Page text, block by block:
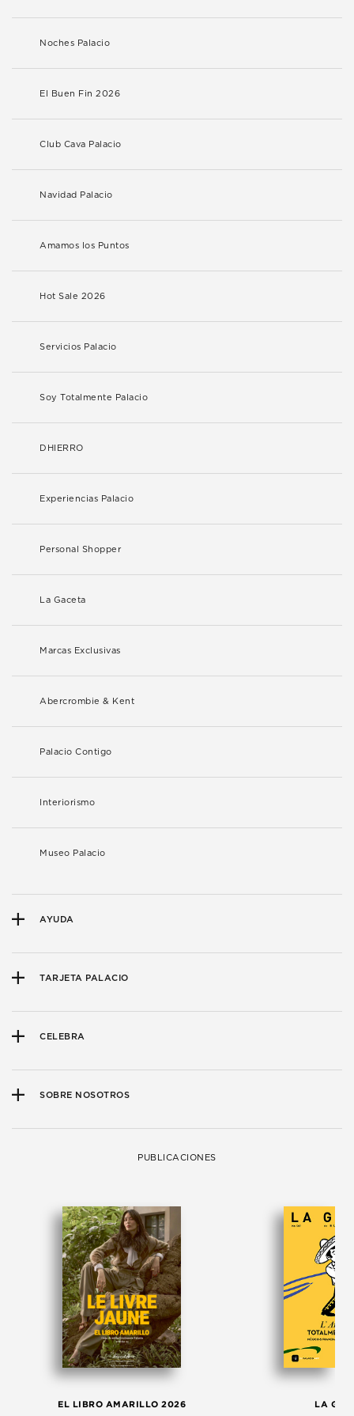
Noches Palacio
El Buen Fin 2026
Club Cava Palacio
Navidad Palacio
Amamos los Puntos
Hot Sale 2026
Servicios Palacio
Soy Totalmente Palacio
DHIERRO
Experiencias Palacio
Personal Shopper
La Gaceta
Marcas Exclusivas
Abercrombie & Kent
Palacio Contigo
Interiorismo
Museo Palacio
AYUDA
TARJETA PALACIO
CELEBRA
SOBRE NOSOTROS
PUBLICACIONES
EL LIBRO AMARILLO 2026 LA